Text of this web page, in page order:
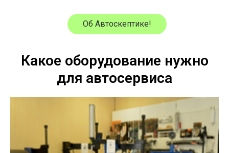
Об Автоскептике!
Какое оборудование нужно
для автосервиса